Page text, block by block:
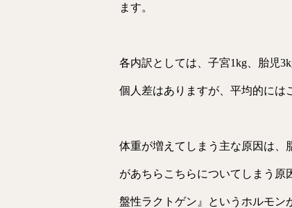
ます。
各内訳としては、子宮1kg、胎児
個人差はありますが、平均的には
体重が増えてしまう主な原因は、
があちらこちらについてしまう
盤性ラクトゲン』というホルモン